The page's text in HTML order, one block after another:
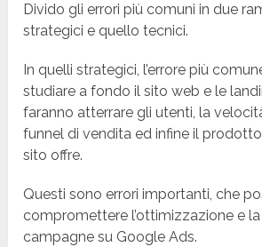
Divido gli errori più comuni in due
strategici e quello tecnici.
In quelli strategici, l’errore più
studiare a fondo il sito web e le
faranno atterrare gli utenti, la
funnel di vendita ed infine il
sito offre.
Questi sono errori importanti, che
compromettere l’ottimizzazione e
campagne su Google Ads.